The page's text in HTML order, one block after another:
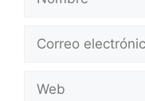
Correo
Web